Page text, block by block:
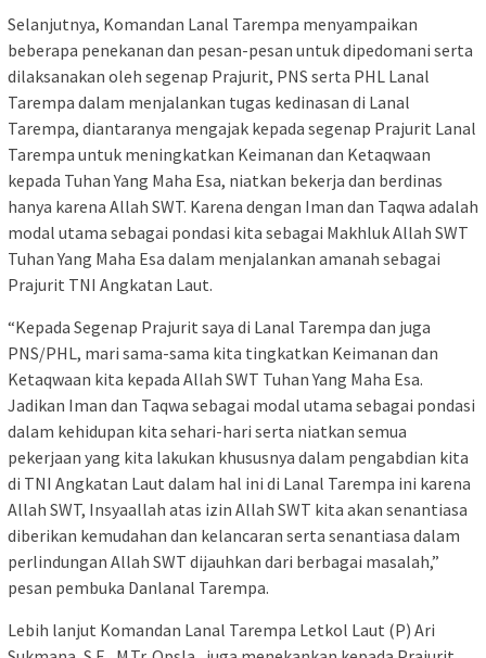
Selanjutnya, Komandan Lanal Tarempa menyampaikan
beberapa penekanan dan pesan-pesan untuk dipedomani serta
dilaksanakan oleh segenap Prajurit, PNS serta PHL Lanal
Tarempa dalam menjalankan tugas kedinasan di Lanal
Tarempa, diantaranya mengajak kepada segenap Prajurit Lanal
Tarempa untuk meningkatkan Keimanan dan Ketaqwaan
kepada Tuhan Yang Maha Esa, niatkan bekerja dan berdinas
hanya karena Allah SWT. Karena dengan Iman dan Taqwa adalah
modal utama sebagai pondasi kita sebagai Makhluk Allah SWT
Tuhan Yang Maha Esa dalam menjalankan amanah sebagai
Prajurit TNI Angkatan Laut.
“Kepada Segenap Prajurit saya di Lanal Tarempa dan juga
PNS/PHL, mari sama-sama kita tingkatkan Keimanan dan
Ketaqwaan kita kepada Allah SWT Tuhan Yang Maha Esa.
Jadikan Iman dan Taqwa sebagai modal utama sebagai pondasi
dalam kehidupan kita sehari-hari serta niatkan semua
pekerjaan yang kita lakukan khususnya dalam pengabdian kita
di TNI Angkatan Laut dalam hal ini di Lanal Tarempa ini karena
Allah SWT, Insyaallah atas izin Allah SWT kita akan senantiasa
diberikan kemudahan dan kelancaran serta senantiasa dalam
perlindungan Allah SWT dijauhkan dari berbagai masalah,”
pesan pembuka Danlanal Tarempa.
Lebih lanjut Komandan Lanal Tarempa Letkol Laut (P) Ari